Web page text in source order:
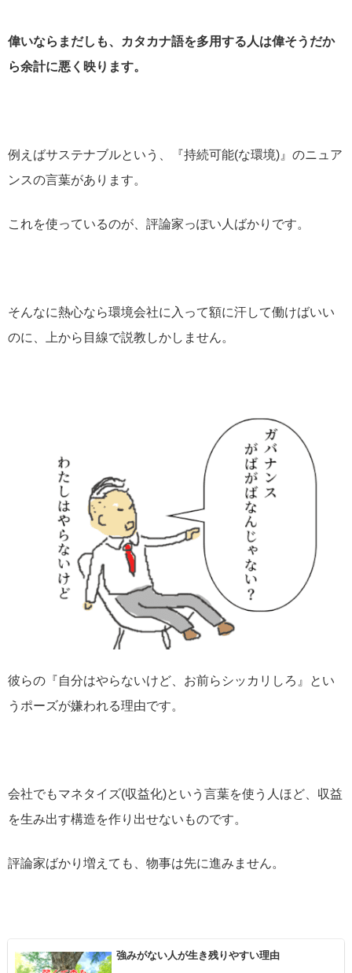
偉いならまだしも、カタカナ語を多用する人は偉そうだか
ら余計に悪く映ります。
例えばサステナブルという、『持続可能(な環境)』のニュア
ンスの言葉があります。
これを使っているのが、評論家っぽい人ばかりです。
そんなに熱心なら環境会社に入って額に汗して働けばいい
のに、上から目線で説教しかしません。
彼らの『自分はやらないけど、お前らシッカリしろ』とい
うポーズが嫌われる理由です。
会社でもマネタイズ(収益化)という言葉を使う人ほど、収益
を生み出す構造を作り出せないものです。
評論家ばかり増えても、物事は先に進みません。
強みがない人が生き残りやすい理由